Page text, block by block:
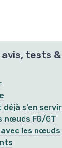
tests &
s’en servir
nœuds FG/GT
les nœuds